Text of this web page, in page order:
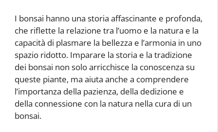
I bonsai hanno una storia affascinante e profonda,
che riflette la relazione tra l’uomo e la natura e la
capacità di plasmare la bellezza e l’armonia in uno
spazio ridotto. Imparare la storia e la tradizione
dei bonsai non solo arricchisce la conoscenza su
queste piante, ma aiuta anche a comprendere
l’importanza della pazienza, della dedizione e
della connessione con la natura nella cura di un
bonsai.